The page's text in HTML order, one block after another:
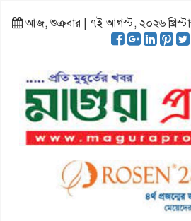
আজ, শুক্রবার | ৭ই আগস্ট, ২০২৬